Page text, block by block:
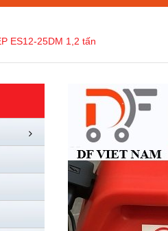
ES12-25DM 1,2 tấn